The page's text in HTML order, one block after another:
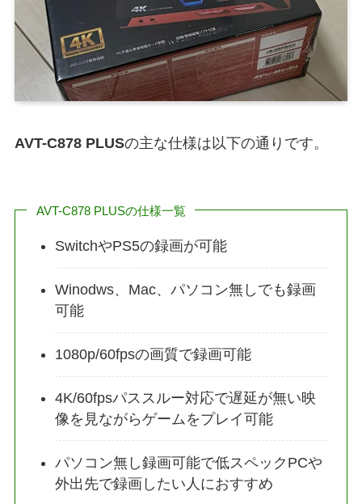
AVT-C878 PLUSの主な仕様は以下の通りです。
AVT-C878 PLUSの仕様一覧
SwitchやPS5の録画が可能
Winodws、Mac、パソコン無しでも録画
可能
1080p/60fpsの画質で録画可能
4K/60fpsパススルー対応で遅延が無い映
像を見ながらゲームをプレイ可能
パソコン無し録画可能で低スペックPCや
外出先で録画したい人におすすめ